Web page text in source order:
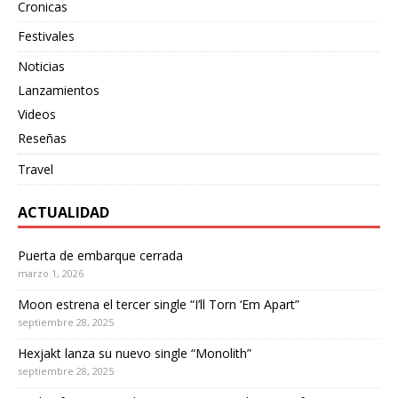
Cronicas
Festivales
Noticias
Lanzamientos
Videos
Reseñas
Travel
ACTUALIDAD
Puerta de embarque cerrada
marzo 1, 2026
Moon estrena el tercer single “I’ll Torn ‘Em Apart”
septiembre 28, 2025
Hexjakt lanza su nuevo single “Monolith”
septiembre 28, 2025